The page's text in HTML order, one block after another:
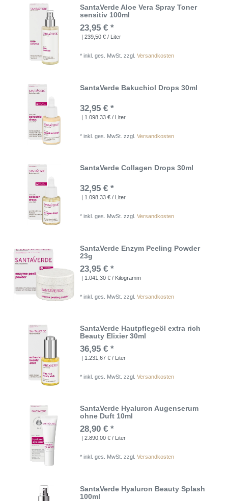
SantaVerde Aloe Vera Spray Toner
sensitiv 100ml
23,95 € *
| 239,50 € / Liter
*inkl. ges. MwSt. zzgl.Versandkosten
SantaVerde Bakuchiol Drops 30ml
32,95 € *
| 1.098,33 € / Liter
*inkl. ges. MwSt. zzgl.Versandkosten
SantaVerde Collagen Drops 30ml
32,95 € *
| 1.098,33 € / Liter
*inkl. ges. MwSt. zzgl.Versandkosten
SantaVerde Enzym Peeling Powder
23g
23,95 € *
| 1.041,30 € / Kilogramm
*inkl. ges. MwSt. zzgl.Versandkosten
SantaVerde Hautpflegeöl extra rich
Beauty Elixier 30ml
36,95 € *
| 1.231,67 € / Liter
*inkl. ges. MwSt. zzgl.Versandkosten
SantaVerde Hyaluron Augenserum
ohne Duft 10ml
28,90 € *
| 2.890,00 € / Liter
*inkl. ges. MwSt. zzgl.Versandkosten
SantaVerde Hyaluron Beauty Splash
100ml